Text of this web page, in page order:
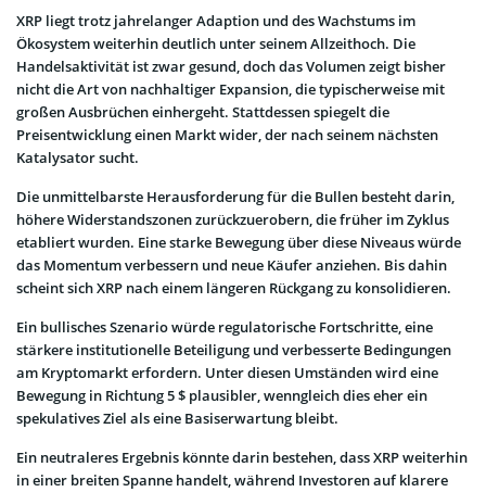
XRP liegt trotz jahrelanger Adaption und des Wachstums im
Ökosystem weiterhin deutlich unter seinem Allzeithoch. Die
Handelsaktivität ist zwar gesund, doch das Volumen zeigt bisher
nicht die Art von nachhaltiger Expansion, die typischerweise mit
großen Ausbrüchen einhergeht. Stattdessen spiegelt die
Preisentwicklung einen Markt wider, der nach seinem nächsten
Katalysator sucht.
Die unmittelbarste Herausforderung für die Bullen besteht darin,
höhere Widerstandszonen zurückzuerobern, die früher im Zyklus
etabliert wurden. Eine starke Bewegung über diese Niveaus würde
das Momentum verbessern und neue Käufer anziehen. Bis dahin
scheint sich XRP nach einem längeren Rückgang zu konsolidieren.
Ein bullisches Szenario würde regulatorische Fortschritte, eine
stärkere institutionelle Beteiligung und verbesserte Bedingungen
am Kryptomarkt erfordern. Unter diesen Umständen wird eine
Bewegung in Richtung 5 $ plausibler, wenngleich dies eher ein
spekulatives Ziel als eine Basiserwartung bleibt.
Ein neutraleres Ergebnis könnte darin bestehen, dass XRP weiterhin
in einer breiten Spanne handelt, während Investoren auf klarere